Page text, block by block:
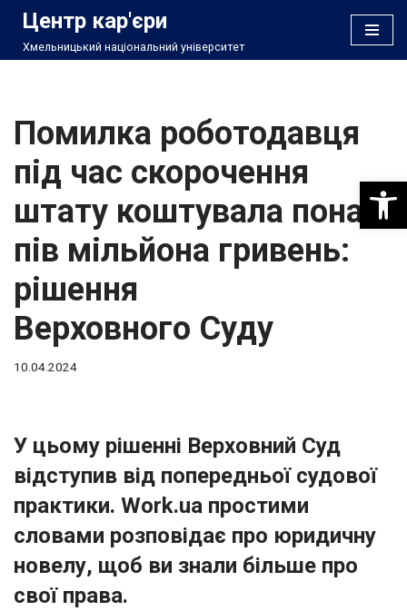
Перейти
Центр кар'єри
Хмельницький національний університет
Помилка роботодавця
під час скорочення
штату коштувала понад
пів мільйона гривень:
рішення
Верховного Суду
10.04.2024
У цьому рішенні Верховний Суд
відступив від попередньої судової
практики. Work.ua простими
словами розповідає про юридичну
новелу, щоб ви знали більше про
свої права.